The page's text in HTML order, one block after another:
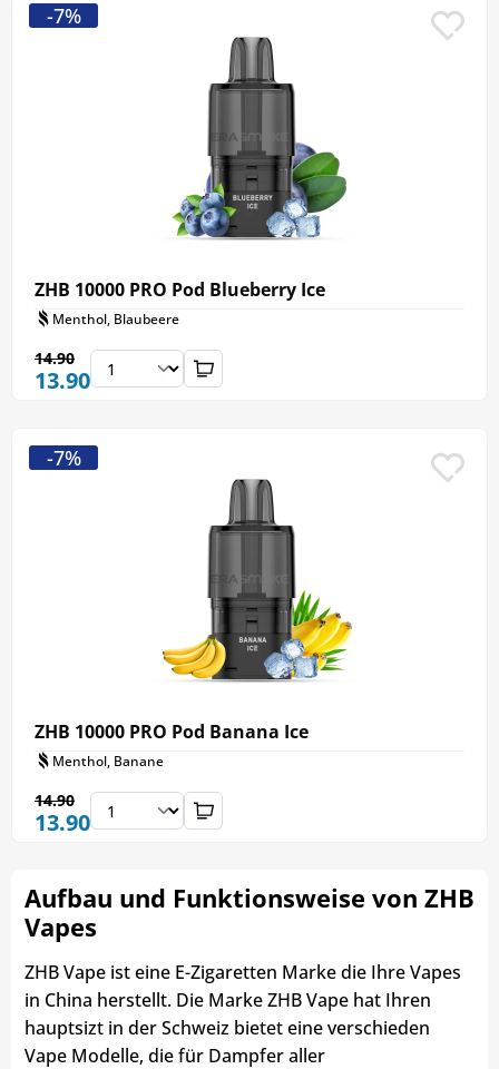
ZHB 10000 PRO Pod Blueberry Ice
Menthol, Blaubeere
13.90
14.90
-7%
ZHB 10000 PRO Pod Banana Ice
Menthol, Banane
13.90
14.90
-7%
Aufbau und Funktionsweise von ZHB
Vapes
ZHB Vape ist eine E-Zigaretten Marke die Ihre Vapes
in China herstellt. Die Marke ZHB Vape hat Ihren
hauptsizt in der Schweiz bietet eine verschieden
Vape Modelle, die für Dampfer aller